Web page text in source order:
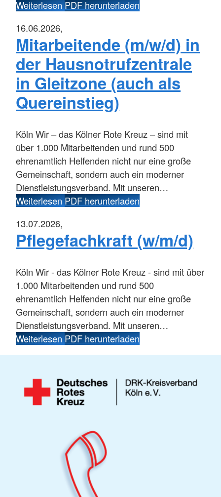
WeiterlesenPDF herunterladen
16.06.2026,
Mitarbeitende (m/w/d) in
der Hausnotrufzentrale
in Gleitzone (auch als
Quereinstieg)
Köln Wir – das Kölner Rote Kreuz – sind mit
über 1.000 Mitarbeitenden und rund 500
ehrenamtlich Helfenden nicht nur eine große
Gemeinschaft, sondern auch ein moderner
Dienstleistungsverband. Mit unseren…
WeiterlesenPDF herunterladen
13.07.2026,
Pflegefachkraft (w/m/d)
Köln Wir - das Kölner Rote Kreuz - sind mit über
1.000 Mitarbeitenden und rund 500
ehrenamtlich Helfenden nicht nur eine große
Gemeinschaft, sondern auch ein moderner
Dienstleistungsverband. Mit unseren…
WeiterlesenPDF herunterladen